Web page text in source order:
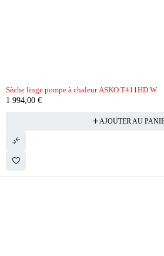
Sèche linge pompe à chaleur ASKO T411HD.W
1 994,00 €
AJOUTER AU